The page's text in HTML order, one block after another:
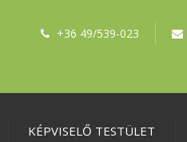
+36 49/539-023
KÉPVISELŐ TESTÜLET